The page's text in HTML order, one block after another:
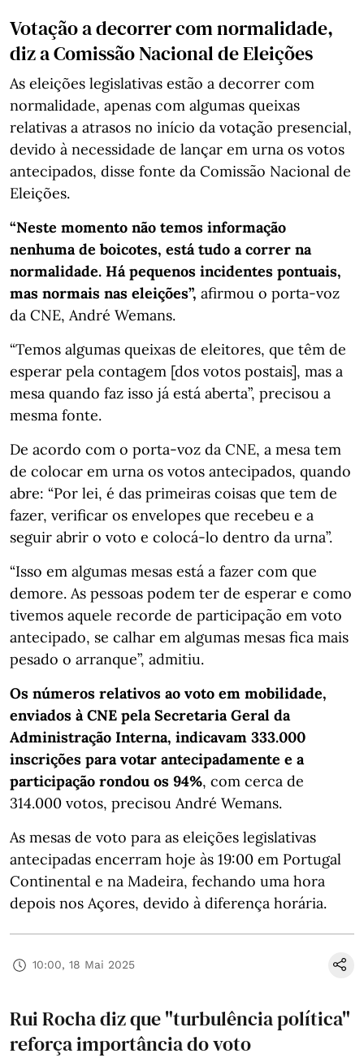
Votação a decorrer com normalidade,
diz a Comissão Nacional de Eleições
As eleições legislativas estão a decorrer com
normalidade, apenas com algumas queixas
relativas a atrasos no início da votação presencial,
devido à necessidade de lançar em urna os votos
antecipados, disse fonte da Comissão Nacional de
Eleições.
“Neste momento não temos informação
nenhuma de boicotes, está tudo a correr na
normalidade. Há pequenos incidentes pontuais,
mas normais nas eleições”, afirmou o porta-voz
da CNE, André Wemans.
“Temos algumas queixas de eleitores, que têm de
esperar pela contagem [dos votos postais], mas a
mesa quando faz isso já está aberta”, precisou a
mesma fonte.
De acordo com o porta-voz da CNE, a mesa tem
de colocar em urna os votos antecipados, quando
abre: “Por lei, é das primeiras coisas que tem de
fazer, verificar os envelopes que recebeu e a
seguir abrir o voto e colocá-lo dentro da urna”.
“Isso em algumas mesas está a fazer com que
demore. As pessoas podem ter de esperar e como
tivemos aquele recorde de participação em voto
antecipado, se calhar em algumas mesas fica mais
pesado o arranque”, admitiu.
Os números relativos ao voto em mobilidade,
enviados à CNE pela Secretaria Geral da
Administração Interna, indicavam 333.000
inscrições para votar antecipadamente e a
participação rondou os 94%, com cerca de
314.000 votos, precisou André Wemans.
As mesas de voto para as eleições legislativas
antecipadas encerram hoje às 19:00 em Portugal
Continental e na Madeira, fechando uma hora
depois nos Açores, devido à diferença horária.
10:00, 18 Mai 2025
Rui Rocha diz que "turbulência política"
reforça importância do voto